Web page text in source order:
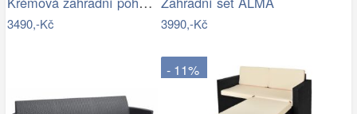
3490,-Kč 3990,-Kč
- 11%